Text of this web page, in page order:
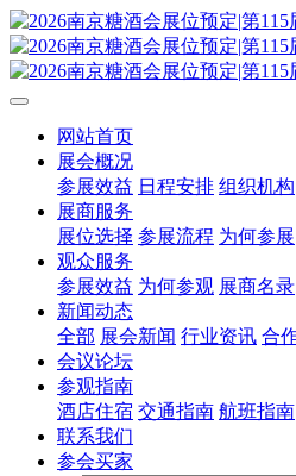
网站首页
展会概况
参展效益 日程安排 组织机构
展商服务
展位选择 参展流程 为何参展
观众服务
参展效益 为何参观 展商名录
新闻动态
全部 展会新闻 行业资讯 合
会议论坛
参观指南
酒店住宿 交通指南 航班指南
联系我们
参会买家